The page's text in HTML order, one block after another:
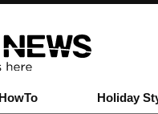
HowTo Holiday